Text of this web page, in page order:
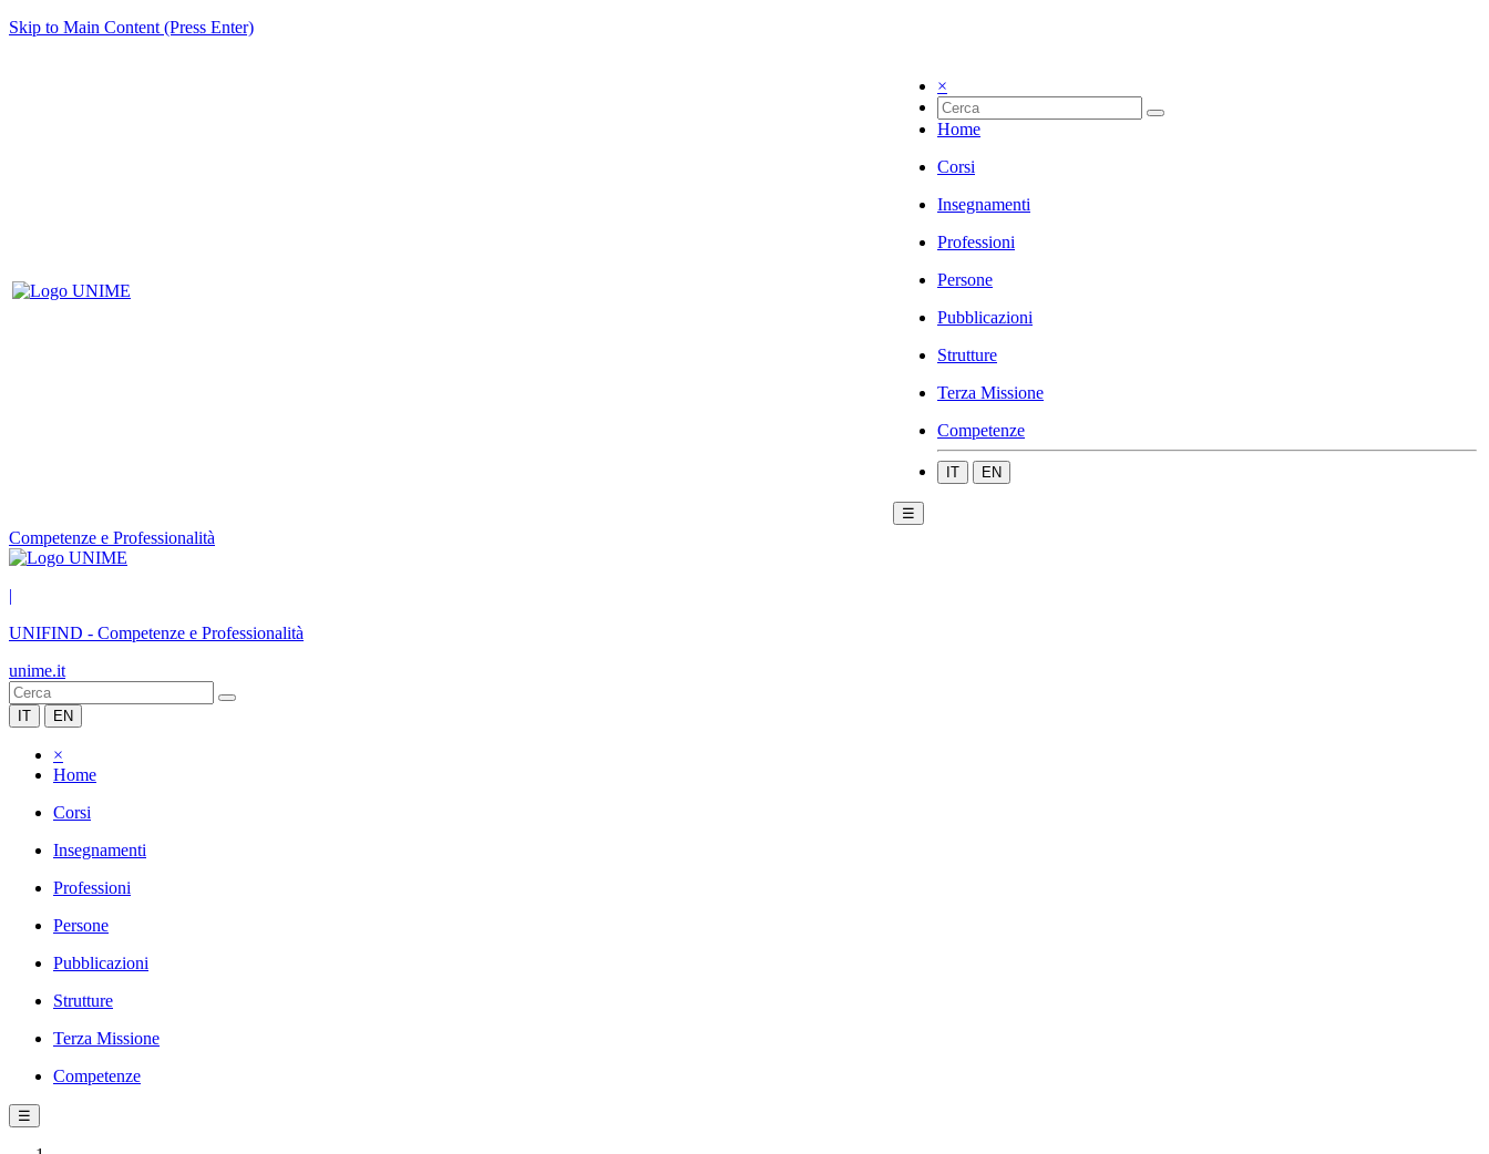
Skip to Main Content (Press Enter)
×
Home
Corsi
Insegnamenti
Professioni
Persone
Pubblicazioni
Strutture
Terza Missione
Competenze
IT EN
☰
Competenze e Professionalità
|
UNIFIND - Competenze e Professionalità
unime.it
IT EN
×
Home
Corsi
Insegnamenti
Professioni
Persone
Pubblicazioni
Strutture
Terza Missione
Competenze
☰